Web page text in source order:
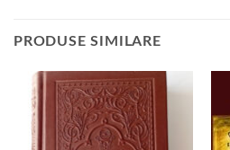
PRODUSE SIMILARE